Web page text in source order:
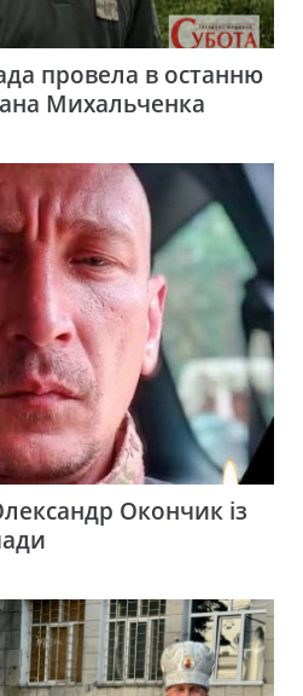
провела в останню
Михальченка
Окончик із